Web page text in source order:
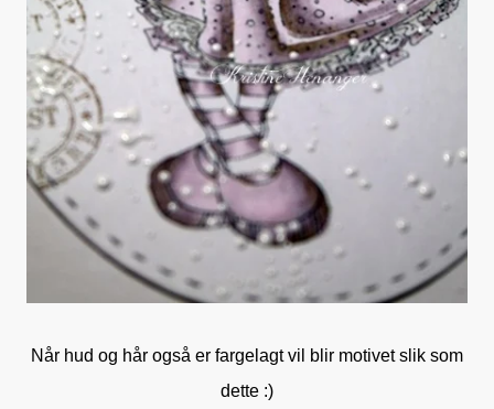
Når hud og hår også er fargelagt vil blir motivet slik som
dette :)